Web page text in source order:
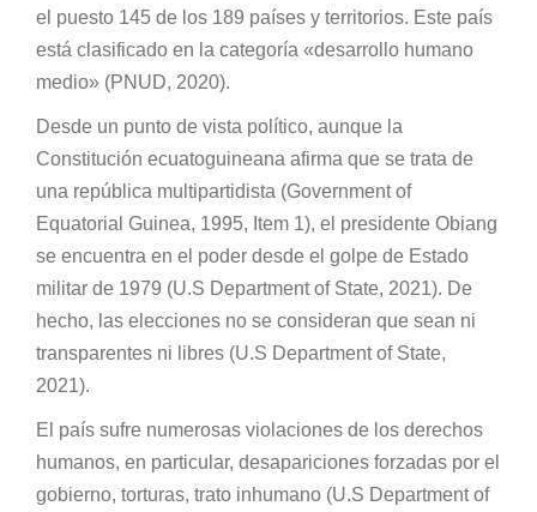
el puesto 145 de los 189 países y territorios. Este país
está clasificado en la categoría «desarrollo humano
medio» (PNUD, 2020).
Desde un punto de vista político, aunque la
Constitución ecuatoguineana afirma que se trata de
una república multipartidista (Government of
Equatorial Guinea, 1995, Item 1), el presidente Obiang
se encuentra en el poder desde el golpe de Estado
militar de 1979 (U.S Department of State, 2021). De
hecho, las elecciones no se consideran que sean ni
transparentes ni libres (U.S Department of State,
2021).
El país sufre numerosas violaciones de los derechos
humanos, en particular, desapariciones forzadas por el
gobierno, torturas, trato inhumano (U.S Department of